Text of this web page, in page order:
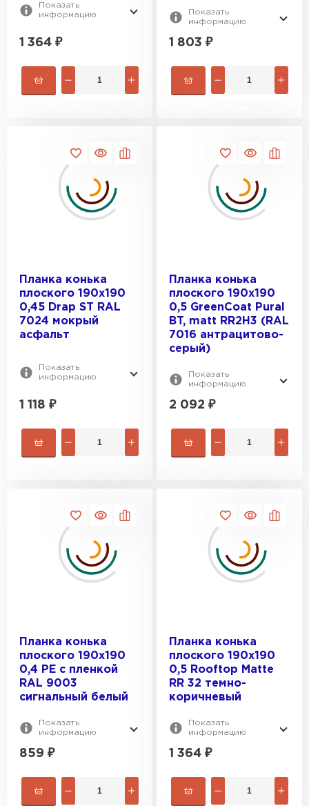
Показать
информацию
1 364 ₽
Показать
информацию
1 803 ₽
Планка конька
плоского 190х190
0,45 Drap ST RAL
7024 мокрый
асфальт
Показать
информацию
1 118 ₽
Планка конька
плоского 190х190
0,5 GreenCoat Pural
BT, matt RR2Н3 (RAL
7016 антрацитово-
серый)
Показать
информацию
2 092 ₽
Планка конька
плоского 190х190
0,4 PE с пленкой
RAL 9003
сигнальный белый
Показать
информацию
859 ₽
Планка конька
плоского 190х190
0,5 Rooftop Matte
RR 32 темно-
коричневый
Показать
информацию
1 364 ₽
Водосточная система